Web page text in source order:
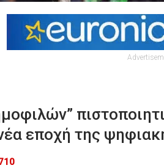
εποχή της